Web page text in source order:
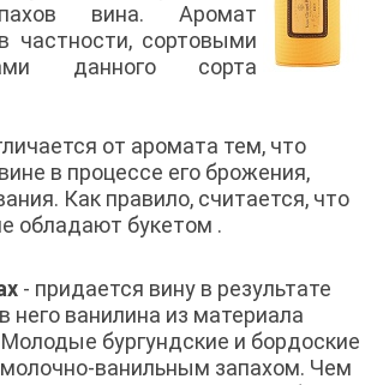
вина. Аромат
частности, сортовыми
данного сорта
от аромата тем, что
в процессе его брожения,
Как правило, считается, что
обладают букетом .
- придается вину в результате
него ванилина из материала
бургундские и бордоские
ванильным запахом. Чем